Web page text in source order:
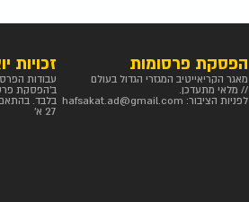
הפסקת פרסומות
מאגר הקריאייטיב המגזרי הגדול בעולם
// מלאי מתעדכן.
לפניות הציבור: hafsakat.ad@gmail.com
זכויות
עבודות
ב'הפסקת
בלבד. בהתאם
27 א'